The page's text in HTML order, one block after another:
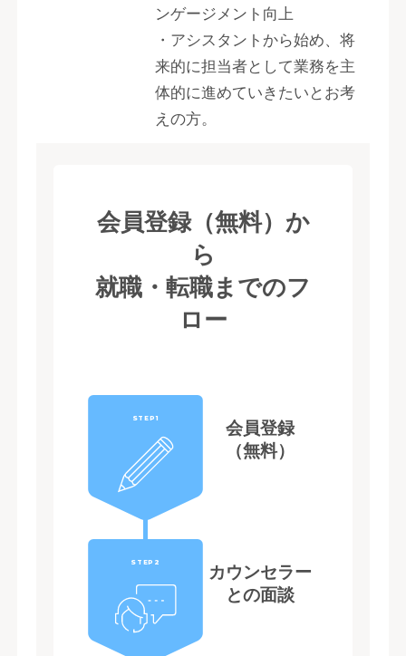
ンゲージメント向上
・アシスタントから始め、将
来的に担当者として業務を主
体的に進めていきたいとお考
えの方。
会員登録（無料）か
ら
就職・転職までのフ
ロー
STEP1
会員登録
（無料）
STEP2
カウンセラー
との面談